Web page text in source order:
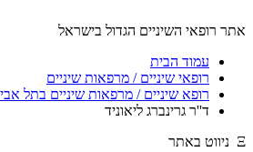
אתר רופאי השיניים הגדול בישראל
עמוד הבית
רופאי שיניים / מרפאות שיניים
רופא שיניים / מרפאות שיניים בתל
ד''ר גרינברג ליאוניד
Ξ ניווט באתר